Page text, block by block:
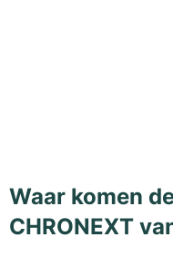
Waar komen
CHRONEXT